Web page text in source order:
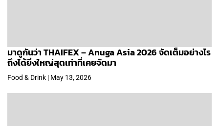
มาดูกันว่า THAIFEX – Anuga Asia 2026 จัดเต็มอย่างไร
ถึงได้ยิ่งใหญ่สุดเท่าที่เคยจัดมา
Food & Drink | May 13, 2026